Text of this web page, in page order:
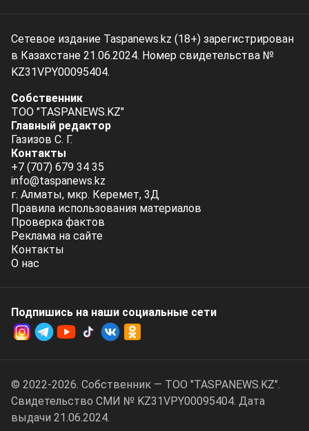
Сетевое издание Taspanews.kz (18+) зарегистрирован
в Казахстане 21.06.2024. Номер свидетельства №
KZ31VPY00095404.
Собственник
ТОО "TASPANEWS.KZ"
Главный редактор
Газизов С. Г.
Контакты
+7 (707) 679 34 35
info@taspanews.kz
г. Алматы, мкр. Керемет, 3Д
Правила использования материалов
Проверка фактов
Реклама на сайте
Контакты
О нас
Подпишись на наши социальные cети
© 2022-2026. Собственник — ТОО "TASPANEWS.KZ".
Cвидетельство СМИ № KZ31VPY00095404. Дата
выдачи 21.06.2024.